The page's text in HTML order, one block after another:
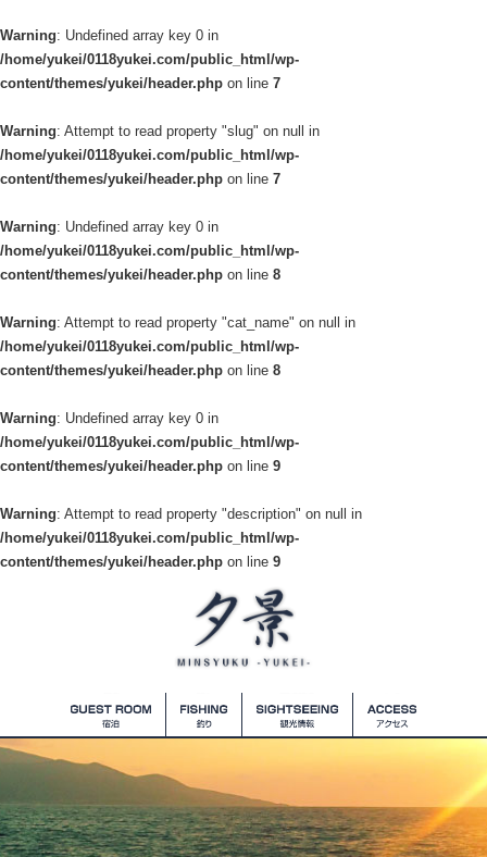
Warning: Undefined array key 0 in
/home/yukei/0118yukei.com/public_html/wp-
content/themes/yukei/header.php on line 7
Warning: Attempt to read property "slug" on null in
/home/yukei/0118yukei.com/public_html/wp-
content/themes/yukei/header.php on line 7
Warning: Undefined array key 0 in
/home/yukei/0118yukei.com/public_html/wp-
content/themes/yukei/header.php on line 8
Warning: Attempt to read property "cat_name" on null in
/home/yukei/0118yukei.com/public_html/wp-
content/themes/yukei/header.php on line 8
Warning: Undefined array key 0 in
/home/yukei/0118yukei.com/public_html/wp-
content/themes/yukei/header.php on line 9
Warning: Attempt to read property "description" on null in
/home/yukei/0118yukei.com/public_html/wp-
content/themes/yukei/header.php on line 9